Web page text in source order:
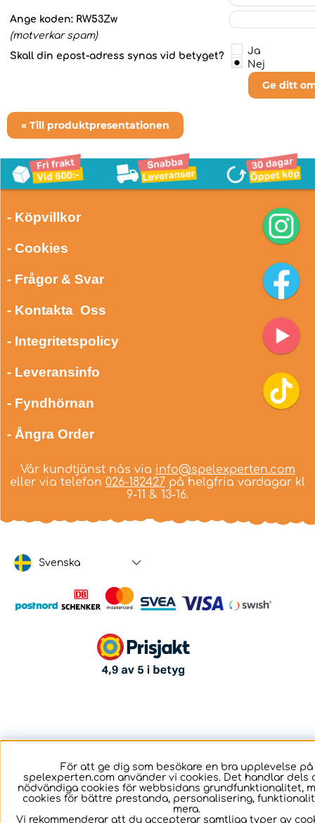
Ange koden: RW53Zw
(motverkar spam)
Skall din epost-adress synas vid betyget?
Ja
Nej
Ge ditt
« Till produktpresentationen
- Köpvillkor
- Cookies
- Frågor & Svar
- Kontakta Oss
- Integritetspolicy
- Leveransinfo
- Fyndhörnan
- Ångra Order
Vår kundtjänst nås via info@spelexperten.com
eller via telefon 026-182427 på helgfria vardagar kl
9-11 & 13-16.
Svenska
För att ge dig som besökare en bra upplevelse på
spelexperten.com använder vi cookies. Det handlar dels
nödvändiga cookies för webbsidans grundfunktionalitet,
cookies för bättre prestanda, personalisering,
mera.
Vi rekommenderar att du accepterar samtliga typer av